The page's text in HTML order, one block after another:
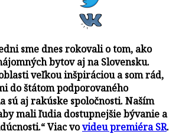
sme dnes rokovali o tom, ako
bytov aj na Slovensku.
veľkou inšpiráciou a som rád,
do štátom podporovaného
sú aj rakúske spoločnosti. Naším
mali ľudia dostupnejšie bývanie a
Viac vovideu premiéra SR.